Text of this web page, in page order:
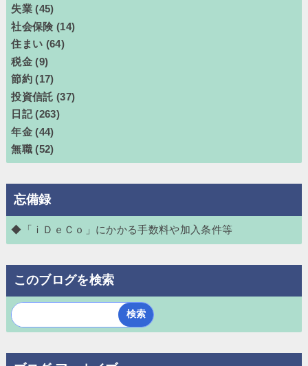
失業 (45)
社会保険 (14)
住まい (64)
税金 (9)
節約 (17)
投資信託 (37)
日記 (263)
年金 (44)
無職 (52)
忘備録
◆「ｉＤｅＣｏ」にかかる手数料や加入条件等
このブログを検索